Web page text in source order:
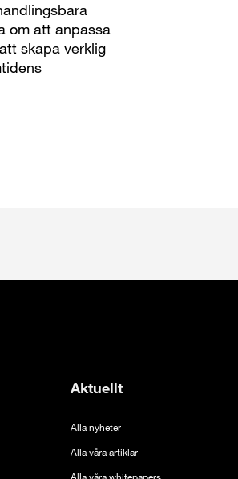
om att anpassa
skapa verklig
Aktuellt
Alla nyheter
Alla våra artiklar